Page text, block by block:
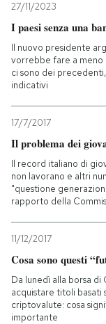
27/11/2023
I paesi senza una
Il nuovo presidente
vorrebbe fare a meno
ci sono dei
indicativi
17/7/2017
Il problema dei
Il record italiano di
non lavorano e altri
"questione
rapporto della
11/12/2017
Cosa sono questi
Da lunedì alla borsa di
acquistare titoli basati
criptovalute: cosa
importante